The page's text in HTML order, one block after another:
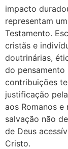
impacto
representam
Testamento.
cristãs e
doutrinárias,
do pensamento
contribuições
justificação
aos Romanos e
salvação não
de Deus
Cristo.